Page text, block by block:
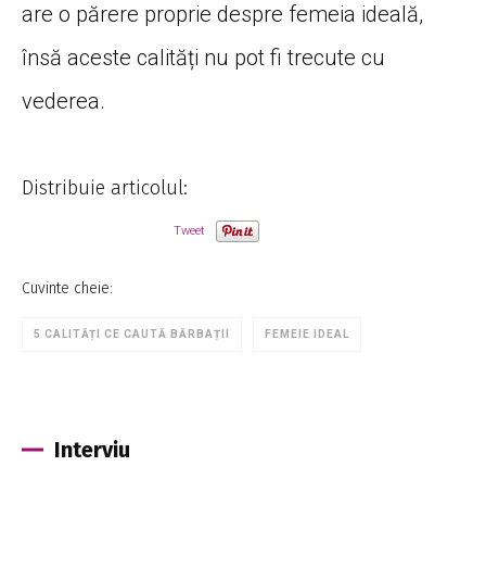
are o părere proprie despre femeia ideală,
însă aceste calități nu pot fi trecute cu
vederea.
Distribuie articolul:
Tweet
Cuvinte cheie:
5 CALITĂȚI CE CAUTĂ BĂRBAȚII FEMEIE IDEAL
Interviu